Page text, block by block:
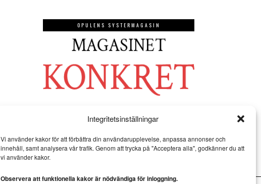
Integritetsinställningar
Vi använder kakor för att förbättra din användarupplevelse, anpassa annonser och
innehåll, samt analysera vår trafik. Genom att trycka på "Acceptera alla", godkänner du att
vi använder kakor.
Observera att funktionella kakor är nödvändiga för inloggning.
OPULENS SYSTERMAGASIN